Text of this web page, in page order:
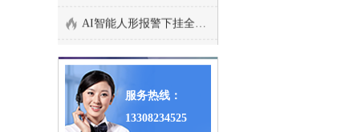
停车场出入口监控管理系
统
大型商场监控系统安装方
案
AI智能人形报警下挂全彩枪式监控摄像机
AI智能警戒防爆摄像机
服务热线：
13308234525